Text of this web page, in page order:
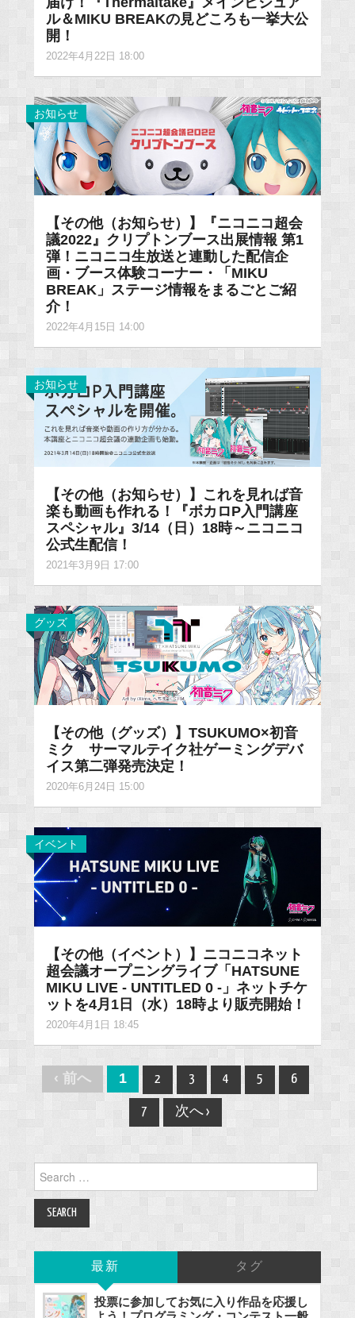
ル＆MIKU BREAKの見どころも一挙大公
開！
2022年4月22日 18:00
お知らせ
【その他（お知らせ）】『ニコニコ超会
議2022』クリプトンブース出展情報 第1
弾！ニコニコ生放送と連動した配信企
画・ブース体験コーナー・「MIKU
BREAK」ステージ情報をまるごとご紹
介！
2022年4月15日 14:00
お知らせ
【その他（お知らせ）】これを見れば音
楽も動画も作れる！『ボカロP入門講座
スペシャル』3/14（日）18時～ニコニコ
公式生配信！
2021年3月9日 17:00
グッズ
【その他（グッズ）】TSUKUMO×初音
ミク サーマルテイク社ゲーミングデバ
イス第二弾発売決定！
2020年6月24日 15:00
イベント
【その他（イベント）】ニコニコネット
超会議オープニングライブ「HATSUNE
MIKU LIVE - UNTITLED 0 -」ネットチケ
ットを4月1日（水）18時より販売開始！
2020年4月1日 18:45
Post
navigation
‹ 前へ 1 2 3 4 5 6
7 次へ ›
for:
最新 タグ
投票に参加してお気に入り作品を応援し